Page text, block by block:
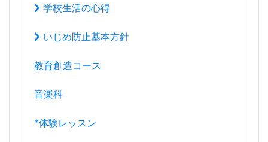
学校生活の心得
いじめ防止基本方針
教育創造コース
音楽科
*体験レッスン